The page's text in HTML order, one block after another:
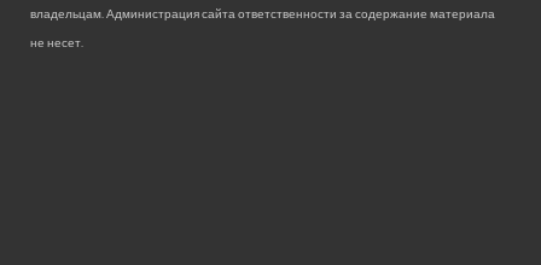
владельцам. Администрация сайта ответственности за содержание материала
не несет.